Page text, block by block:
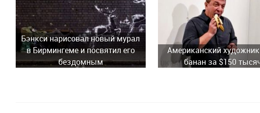
Бэнкси нарисовал новый мурал
в Бирмингеме и посвятил его
бездомным
Американский
банан за $150